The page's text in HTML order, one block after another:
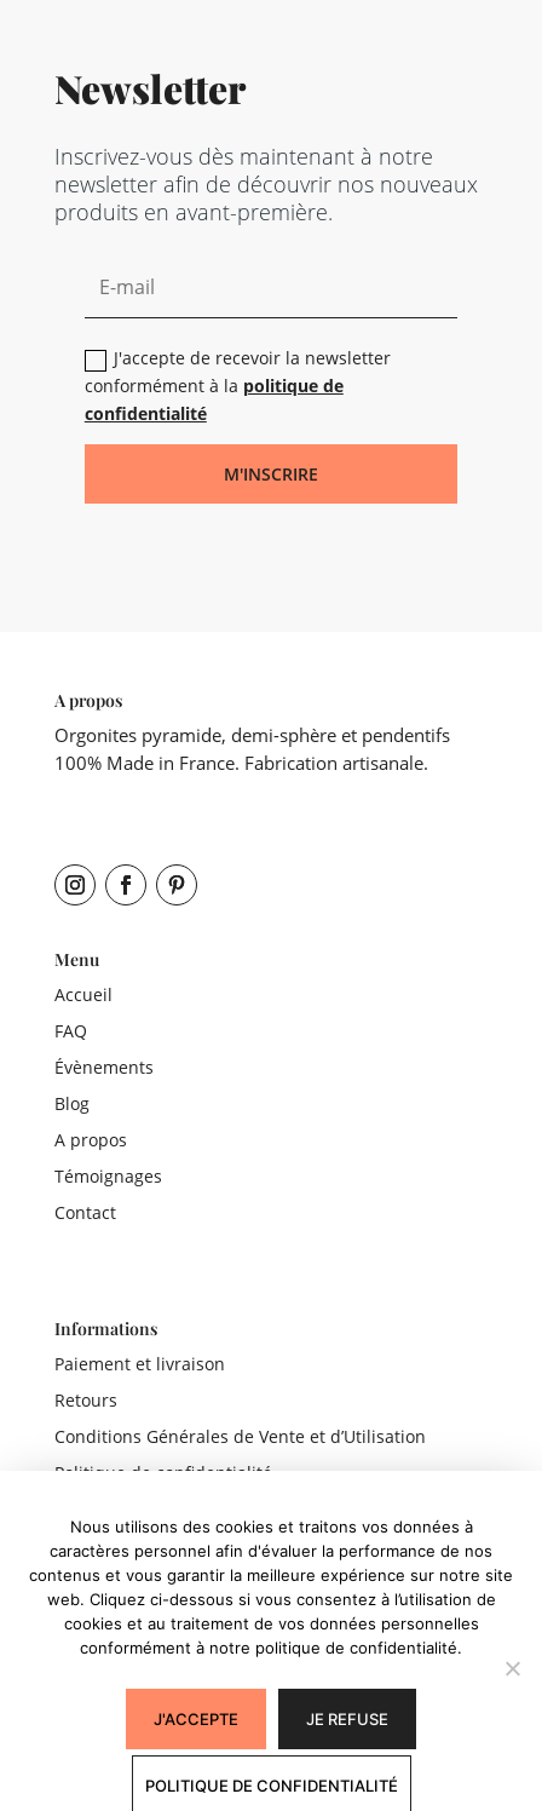
Newsletter
Inscrivez-vous dès maintenant à notre
newsletter afin de découvrir nos nouveaux
produits en avant-première.
J'accepte de recevoir la newsletter
conformément à la politique de
confidentialité
M'INSCRIRE
A propos
Orgonites pyramide, demi-sphère et pendentifs
100% Made in France. Fabrication artisanale.
Menu
Accueil
FAQ
Évènements
Blog
A propos
Témoignages
Contact
Informations
Paiement et livraison
Retours
Conditions Générales de Vente et d’Utilisation
Politique de confidentialité
Liens rapides
Boutique
Mon compte
Nous utilisons des cookies et traitons vos données à
caractères personnel afin d'évaluer la performance de nos
contenus et vous garantir la meilleure expérience sur notre site
web. Cliquez ci-dessous si vous consentez à l’utilisation de
cookies et au traitement de vos données personnelles
conformément à notre politique de confidentialité.
J'ACCEPTE JE REFUSE
POLITIQUE DE CONFIDENTIALITÉ